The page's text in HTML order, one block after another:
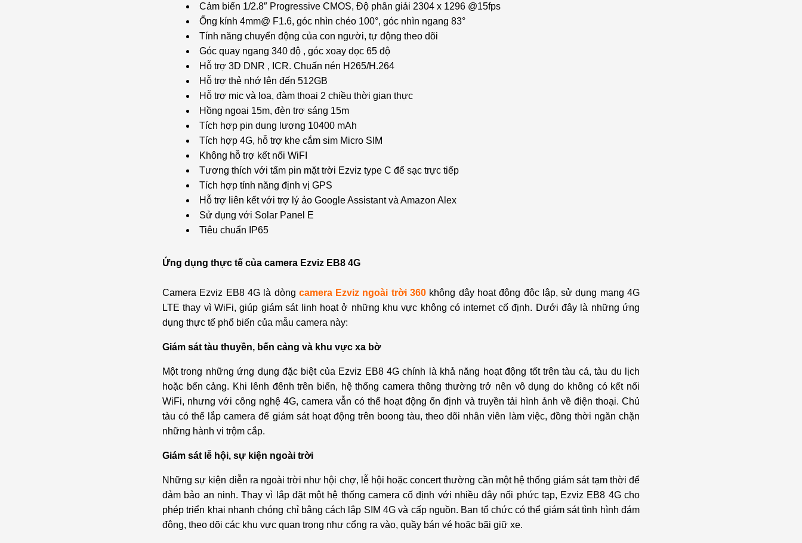
Cảm biến 1/2.8″ Progressive CMOS, Độ phân giải 2304 x 1296 @15fps
Ống kính 4mm@ F1.6, góc nhìn chéo 100°, góc nhìn ngang 83°
Tính năng chuyển động của con người, tự động theo dõi
Góc quay ngang 340 độ , góc xoay dọc 65 độ
Hỗ trợ 3D DNR , ICR. Chuấn nén H265/H.264
Hỗ trợ thẻ nhớ lên đến 512GB
Hỗ trợ mic và loa, đàm thoại 2 chiều thời gian thực
Hồng ngoại 15m, đèn trợ sáng 15m
Tích hợp pin dung lượng 10400 mAh
Tích hợp 4G, hỗ trợ khe cắm sim Micro SIM
Không hỗ trợ kết nối WiFI
Tương thích với tấm pin mặt trời Ezviz type C để sạc trực tiếp
Tích hợp tính năng định vị GPS
Hỗ trợ liên kết với trợ lý ảo Google Assistant và Amazon Alex
Sử dụng với Solar Panel E
Tiêu chuẩn IP65
Ứng dụng thực tế của camera Ezviz EB8 4G
Camera Ezviz EB8 4G là dòng camera Ezviz ngoài trời 360 không dây hoạt động độc lập, sử dụng mạng 4G
LTE thay vì WiFi, giúp giám sát linh hoạt ở những khu vực không có internet cố định. Dưới đây là những ứng
dụng thực tế phổ biến của mẫu camera này:
Giám sát tàu thuyền, bến cảng và khu vực xa bờ
Một trong những ứng dụng đặc biệt của Ezviz EB8 4G chính là khả năng hoạt động tốt trên tàu cá, tàu du lịch
hoặc bến cảng. Khi lênh đênh trên biển, hệ thống camera thông thường trở nên vô dụng do không có kết nối
WiFi, nhưng với công nghệ 4G, camera vẫn có thể hoạt động ổn định và truyền tải hình ảnh về điện thoại. Chủ
tàu có thể lắp camera để giám sát hoạt động trên boong tàu, theo dõi nhân viên làm việc, đồng thời ngăn chặn
những hành vi trộm cắp.
Giám sát lễ hội, sự kiện ngoài trời
Những sự kiện diễn ra ngoài trời như hội chợ, lễ hội hoặc concert thường cần một hệ thống giám sát tạm thời để
đảm bảo an ninh. Thay vì lắp đặt một hệ thống camera cố định với nhiều dây nối phức tạp, Ezviz EB8 4G cho
phép triển khai nhanh chóng chỉ bằng cách lắp SIM 4G và cấp nguồn. Ban tổ chức có thể giám sát tình hình đám
đông, theo dõi các khu vực quan trọng như cổng ra vào, quầy bán vé hoặc bãi giữ xe.